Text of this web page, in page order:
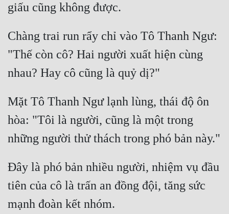
giấu cũng không được.
Chàng trai run rẩy chỉ vào Tô Thanh Ngư:
"Thế còn cô? Hai người xuất hiện cùng
nhau? Hay cô cũng là quỷ dị?"
Mặt Tô Thanh Ngư lạnh lùng, thái độ ôn
hòa: "Tôi là người, cũng là một trong
Đây là phó bản nhiều người, nhiệm vụ đầu
tiên của cô là trấn an đồng đội, tăng sức
mạnh đoàn kết nhóm.